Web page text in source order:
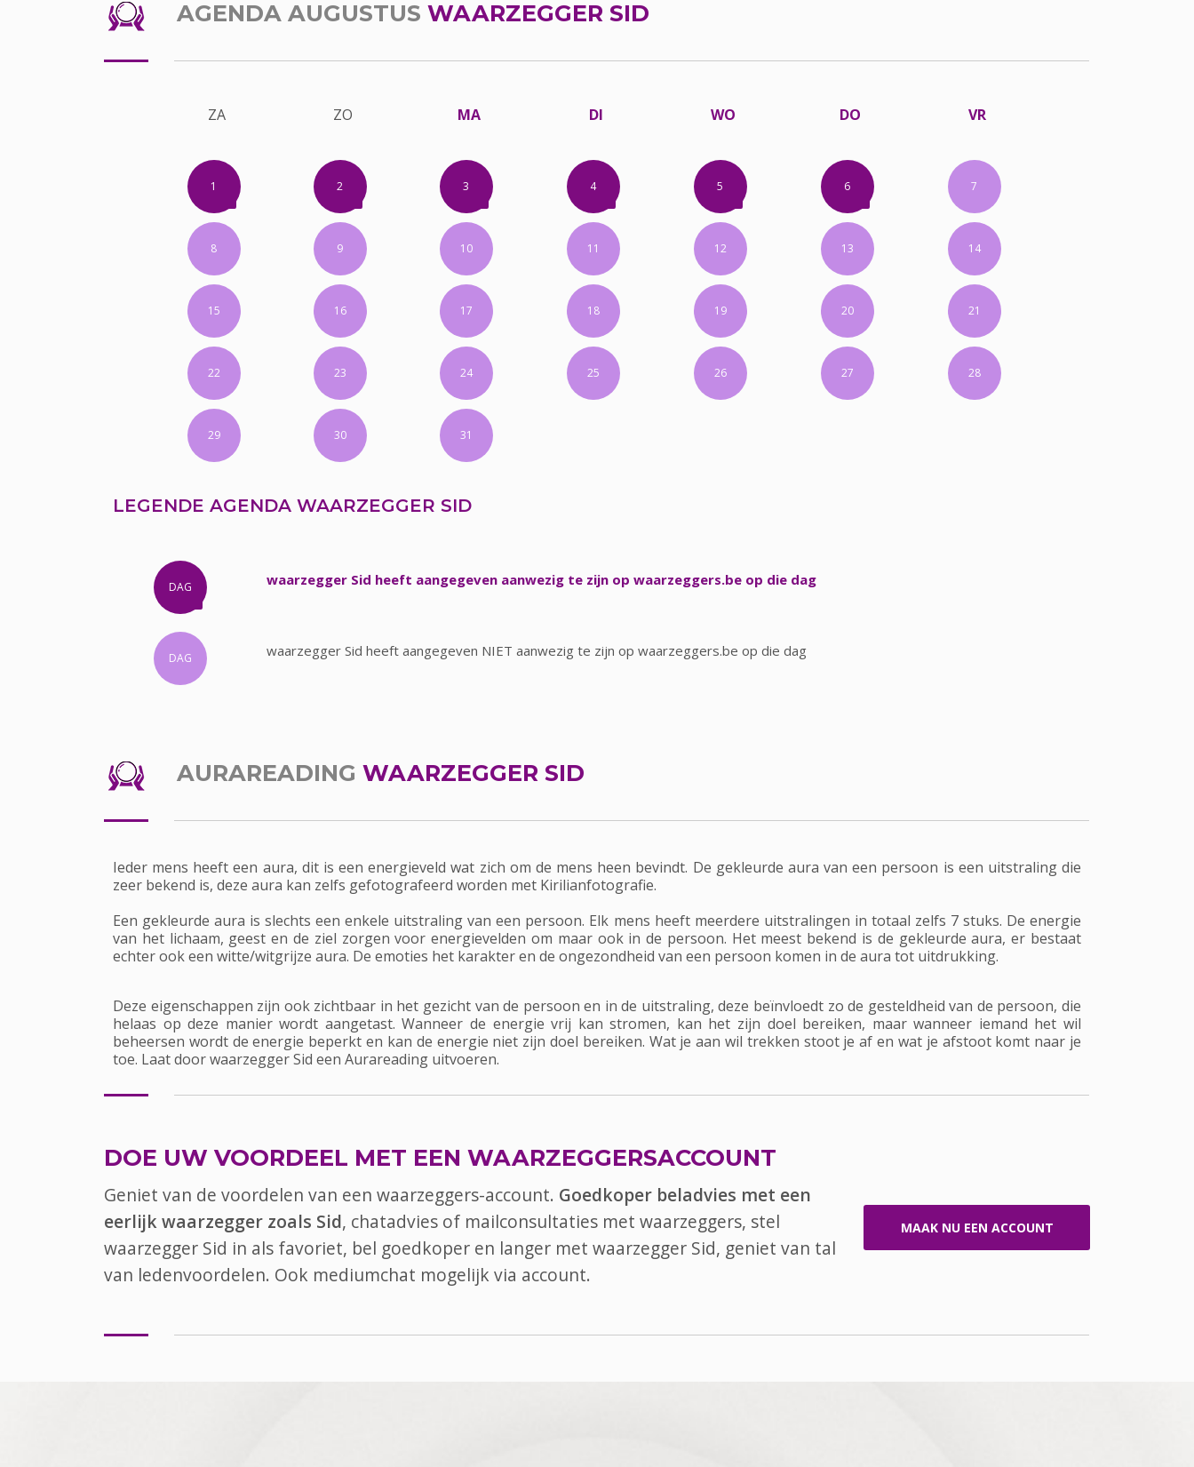
AGENDA AUGUSTUS WAARZEGGER SID
ZA ZO MA DI WO DO VR
1 2 3 4 5 6 7
8 9 10 11 12 13 14
15 16 17 18 19 20 21
22 23 24 25 26 27 28
29 30 31
LEGENDE AGENDA WAARZEGGER SID
DAG waarzegger Sid heeft aangegeven aanwezig te zijn op waarzeggers.be op die dag
DAG waarzegger Sid heeft aangegeven NIET aanwezig te zijn op waarzeggers.be op die dag
AURAREADING WAARZEGGER SID
Ieder mens heeft een aura, dit is een energieveld wat zich om de mens heen bevindt. De gekleurde aura van een persoon is een uitstraling die
zeer bekend is, deze aura kan zelfs gefotografeerd worden met Kirilianfotografie.
Een gekleurde aura is slechts een enkele uitstraling van een persoon. Elk mens heeft meerdere uitstralingen in totaal zelfs 7 stuks. De energie
van het lichaam, geest en de ziel zorgen voor energievelden om maar ook in de persoon. Het meest bekend is de gekleurde aura, er bestaat
echter ook een witte/witgrijze aura. De emoties het karakter en de ongezondheid van een persoon komen in de aura tot uitdrukking.
Deze eigenschappen zijn ook zichtbaar in het gezicht van de persoon en in de uitstraling, deze beïnvloedt zo de gesteldheid van de persoon, die
helaas op deze manier wordt aangetast. Wanneer de energie vrij kan stromen, kan het zijn doel bereiken, maar wanneer iemand het wil
beheersen wordt de energie beperkt en kan de energie niet zijn doel bereiken. Wat je aan wil trekken stoot je af en wat je afstoot komt naar je
toe. Laat door waarzegger Sid een Aurareading uitvoeren.
DOE UW VOORDEEL MET EEN WAARZEGGERSACCOUNT
Geniet van de voordelen van een waarzeggers-account. Goedkoper beladvies met een
eerlijk waarzegger zoals Sid, chatadvies of mailconsultaties met waarzeggers, stel
waarzegger Sid in als favoriet, bel goedkoper en langer met waarzegger Sid, geniet van tal
van ledenvoordelen. Ook mediumchat mogelijk via account.
MAAK NU EEN ACCOUNT